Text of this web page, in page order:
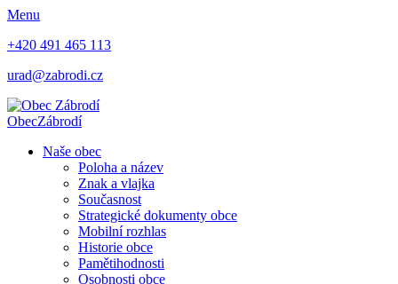
Menu
+420 491 465 113
urad@zabrodi.cz
ObecZábrodí
Naše obec
Poloha a název
Znak a vlajka
Současnost
Strategické dokumenty obce
Mobilní rozhlas
Historie obce
Pamětihodnosti
Osobnosti obce